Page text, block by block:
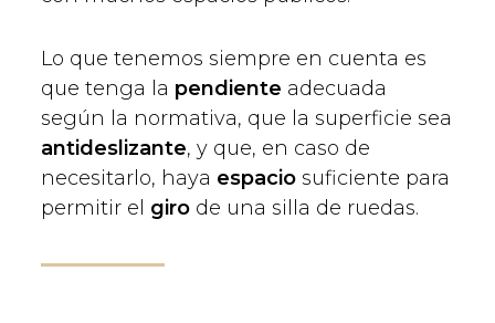
Lo que tenemos siempre en cuenta es
que tenga la pendiente adecuada
según la normativa, que la superficie sea
antideslizante, y que, en caso de
necesitarlo, haya espacio suficiente para
permitir el giro de una silla de ruedas.